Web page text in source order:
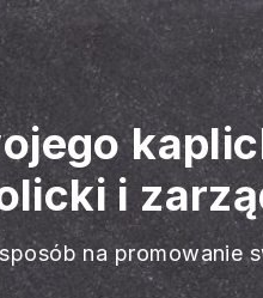
i
na promowanie